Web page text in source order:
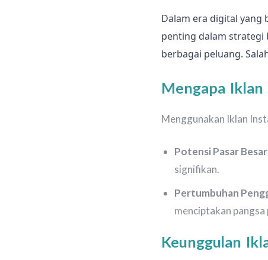
Dalam era digital yang
penting dalam strategi
berbagai peluang.
Mengapa
Menggunakan Iklan
Potensi Pasar Besar
signifikan.
Pertumbuhan
menciptakan pangsa
Keunggulan